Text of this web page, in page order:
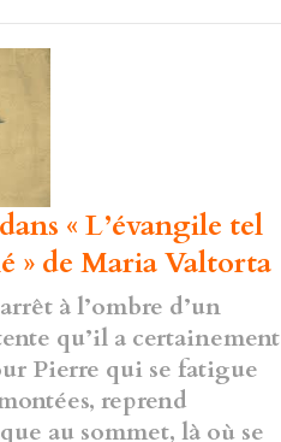
« L’évangile tel
» de Maria Valtorta
à l’ombre d’un
qu’il a certainement
Pierre qui se fatigue
reprend
au sommet, là où se